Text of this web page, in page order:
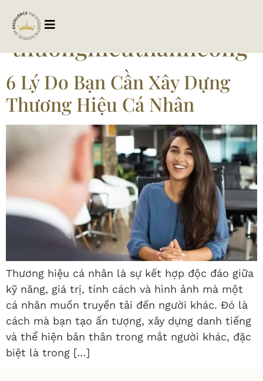
Tag:
thuonghieuthanhcong
6 Lý Do Bạn Cần Xây Dựng
Thương Hiệu Cá Nhân
Thương hiệu cá nhân là sự kết hợp độc đáo giữa
kỹ năng, giá trị, tính cách và hình ảnh mà một
cá nhân muốn truyền tải đến người khác. Đó là
cách mà bạn tạo ấn tượng, xây dựng danh tiếng
và thể hiện bản thân trong mắt người khác, đặc
biệt là trong […]